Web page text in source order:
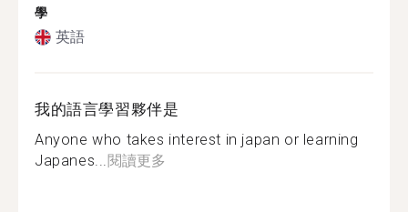
學
英語
我的語言學習夥伴是
Anyone who takes interest in japan or learning
Japanes...閱讀更多